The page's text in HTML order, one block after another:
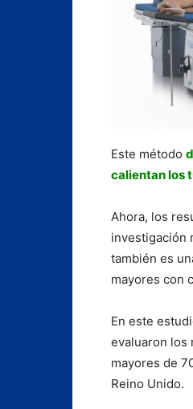
Este método
calientan los
Ahora, los
investigación
también es
mayores con
En este
evaluaron los
mayores de
Reino Unido.